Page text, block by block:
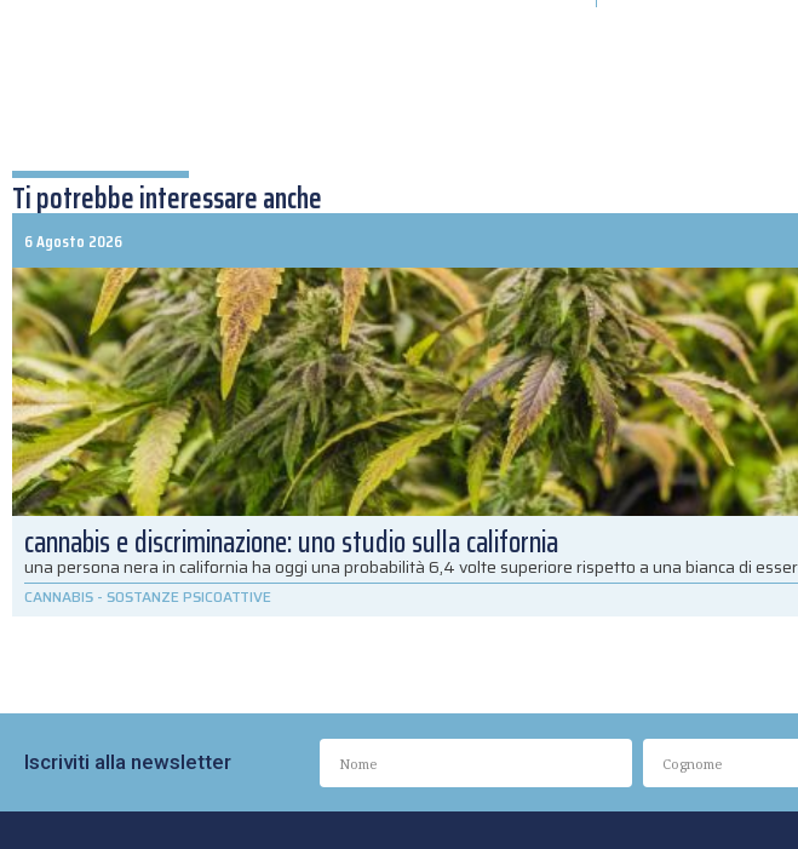
Ti potrebbe interessare anche
6 Agosto 2026
cannabis e discriminazione: uno studio sulla california
una persona nera in california ha oggi una probabilità 6,4 volte superiore rispetto a una bianca di
CANNABIS - SOSTANZE PSICOATTIVE
Iscriviti alla newsletter